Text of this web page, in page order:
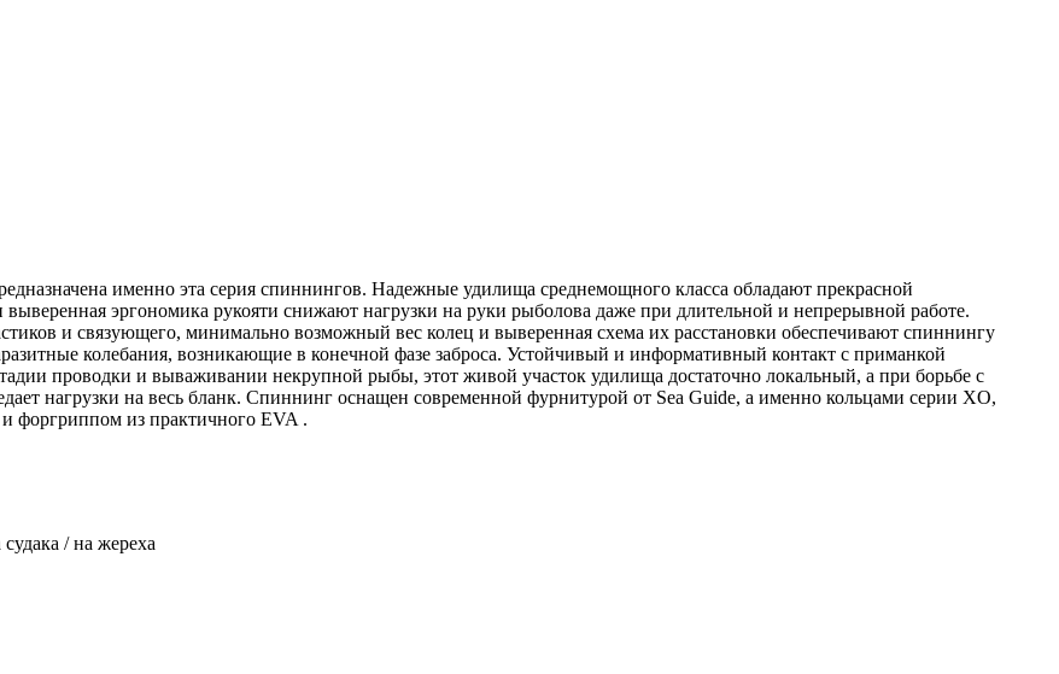
именно эта серия спиннингов. Надежные удилища среднемощного класса обладают прекрасной
эргономика рукояти снижают нагрузки на руки рыболова даже при длительной и непрерывной работе.
и связующего, минимально возможный вес колец и выверенная схема их расстановки обеспечивают спиннингу
колебания, возникающие в конечной фазе заброса. Устойчивый и информативный контакт с приманкой
проводки и вываживании некрупной рыбы, этот живой участок удилища достаточно локальный, а при борьбе с
нагрузки на весь бланк. Спиннинг оснащен современной фурнитурой от Sea Guide, а именно кольцами серии XO,
форгриппом из практичного EVA .
/ на жереха